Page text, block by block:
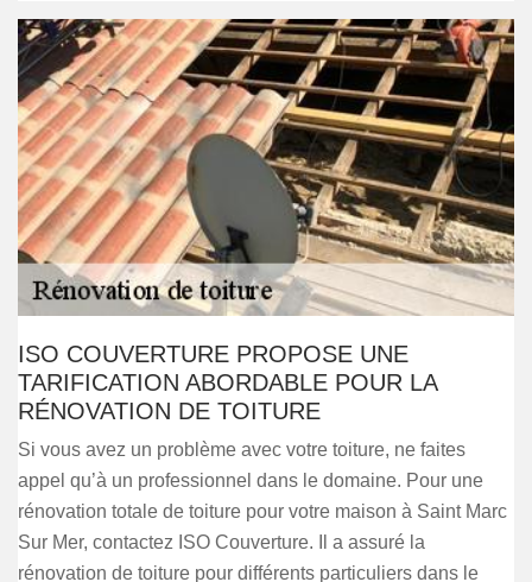
ISO COUVERTURE PROPOSE UNE
TARIFICATION ABORDABLE POUR LA
RÉNOVATION DE TOITURE
Si vous avez un problème avec votre toiture, ne faites
appel qu’à un professionnel dans le domaine. Pour une
rénovation totale de toiture pour votre maison à Saint Marc
Sur Mer, contactez ISO Couverture. Il a assuré la
rénovation de toiture pour différents particuliers dans le